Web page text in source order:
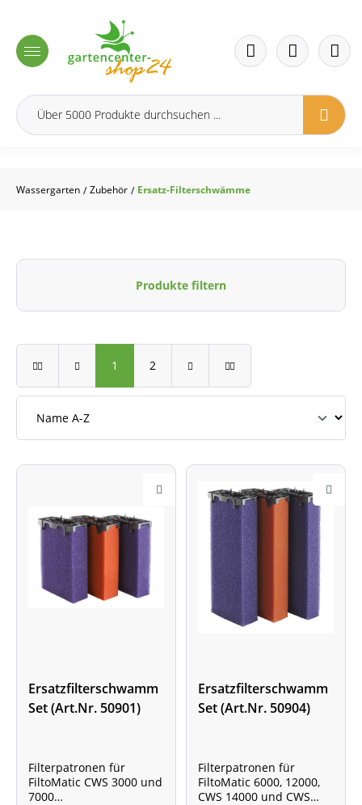
Wassergarten / Zubehör / Ersatz-Filterschwämme
Produkte filtern
1 2
Ersatzfilterschwamm
Set (Art.Nr. 50901)
Filterpatronen für
FiltoMatic CWS 3000 und
7000
Ersatzfilterschwamm
Set (Art.Nr. 50904)
Filterpatronen für
FiltoMatic 6000, 12000,
CWS 14000 und CWS